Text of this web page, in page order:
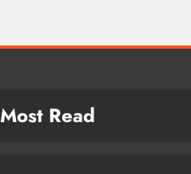
Most Read